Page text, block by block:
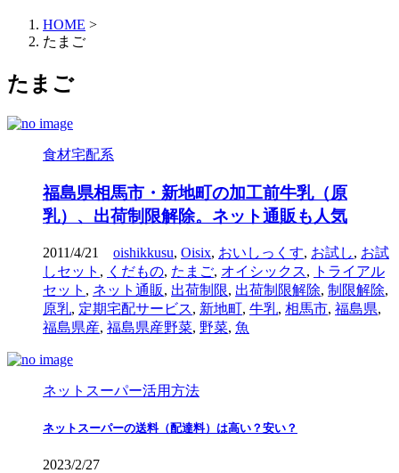
HOME >
たまご
たまご
食材宅配系
福島県相馬市・新地町の加工前牛乳（原
乳）、出荷制限解除。ネット通販も人気
2011/4/21 oishikkusu, Oisix, おいしっくす, お試し, お試
しセット , くだもの, たまご, オイシックス,
トライアル
セット , ネット通販, 出荷制限, 出荷制限解除, 制限解除,
原乳, 定期宅配サービス, 新地町, 牛乳, 相馬市, 福島県,
福島県産, 福島県産野菜, 野菜, 魚
ネットスーパー活用方法
ネットスーパーの送料（配達料）は高い？安い？
2023/2/27